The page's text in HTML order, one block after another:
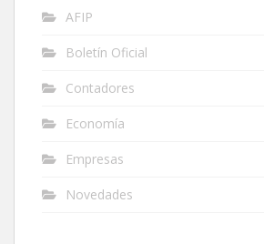
AFIP
Boletín Oficial
Contadores
Economía
Empresas
Novedades